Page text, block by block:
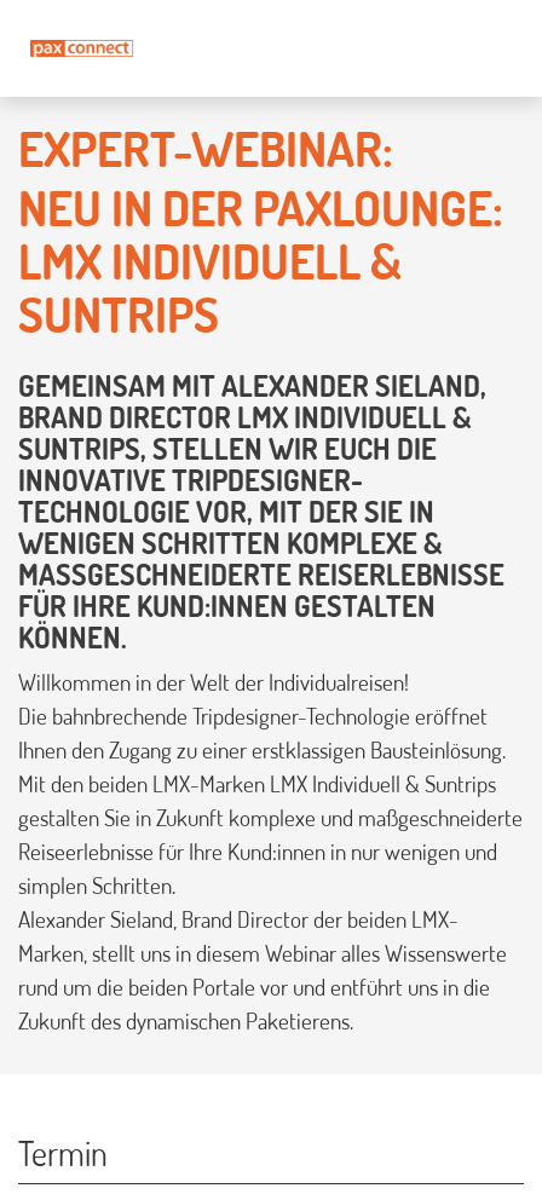
EXPERT-WEBINAR:
NEU IN DER PAXLOUNGE:
LMX INDIVIDUELL &
SUNTRIPS
GEMEINSAM MIT ALEXANDER SIELAND,
BRAND DIRECTOR LMX INDIVIDUELL &
SUNTRIPS, STELLEN WIR EUCH DIE
INNOVATIVE TRIPDESIGNER-
TECHNOLOGIE VOR, MIT DER SIE IN
WENIGEN SCHRITTEN KOMPLEXE &
MASSGESCHNEIDERTE REISERLEBNISSE F
ÜR IHRE KUND:INNEN GESTALTEN K
ÖNNEN.
Willkommen in der Welt der Individualreisen!
Die bahnbrechende Tripdesigner-Technologie eröffnet
Ihnen den Zugang zu einer erstklassigen Bausteinlösung.
Mit den beiden LMX-Marken LMX Individuell & Suntrips
gestalten Sie in Zukunft komplexe und maßgeschneiderte
Reiseerlebnisse für Ihre Kund:innen in nur wenigen und
simplen Schritten.
Alexander Sieland, Brand Director der beiden LMX-
Marken, stellt uns in diesem Webinar alles Wissenswerte
rund um die beiden Portale vor und entführt uns in die
Zukunft des dynamischen Paketierens.
Termin